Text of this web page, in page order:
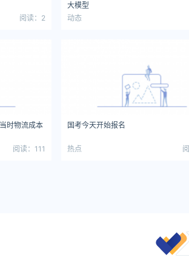
阅读：2
大模型
动态
时物流成本
阅读：111
国考今天开始报名
热点